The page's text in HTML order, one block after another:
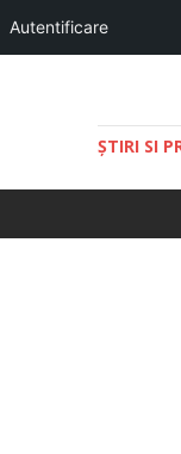
Autentificare
ŞTIRI SI